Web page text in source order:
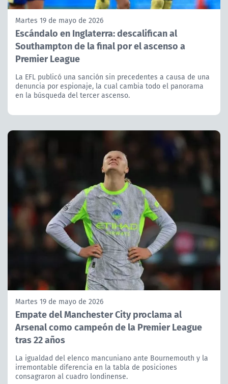
Martes 19 de mayo de 2026
Escándalo en Inglaterra: descalifican al
Southampton de la final por el ascenso a
Premier League
La EFL publicó una sanción sin precedentes a causa de una
denuncia por espionaje, la cual cambia todo el panorama
en la búsqueda del tercer ascenso.
Martes 19 de mayo de 2026
Empate del Manchester City proclama al
Arsenal como campeón de la Premier League
tras 22 años
La igualdad del elenco mancuniano ante Bournemouth y la
irremontable diferencia en la tabla de posiciones
consagraron al cuadro londinense.